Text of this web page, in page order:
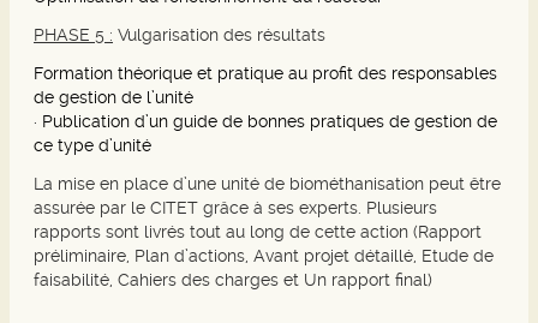
PHASE 5 : Vulgarisation des résultats
Formation théorique et pratique au profit des responsables
de gestion de l’unité
· Publication d’un guide de bonnes pratiques de gestion de
ce type d’unité
La mise en place d’une unité de biométhanisation peut être
assurée par le CITET grâce à ses experts. Plusieurs
rapports sont livrés tout au long de cette action (Rapport
préliminaire, Plan d’actions, Avant projet détaillé, Etude de
faisabilité, Cahiers des charges et Un rapport final)